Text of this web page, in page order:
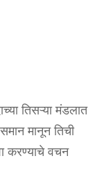
तिसऱ्या मंडलात
मानून तिची
करण्याचे वचन